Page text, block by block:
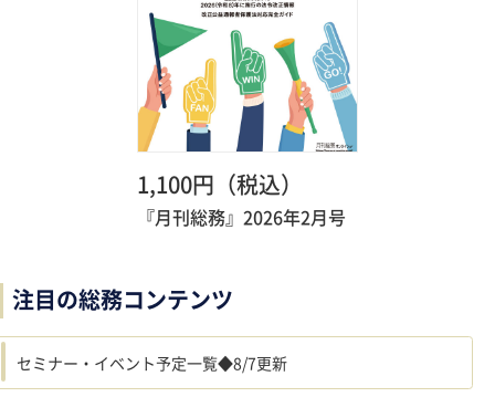
1,100円（税込）
『月刊総務』2026年2月号
注目の総務コンテンツ
セミナー・イベント予定一覧◆8/7更新